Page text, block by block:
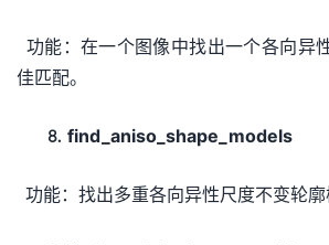
功能：在一个图像中找出一个各向异
佳匹配。
find_aniso_shape_models
功能：找出多重各向异性尺度不变轮廓